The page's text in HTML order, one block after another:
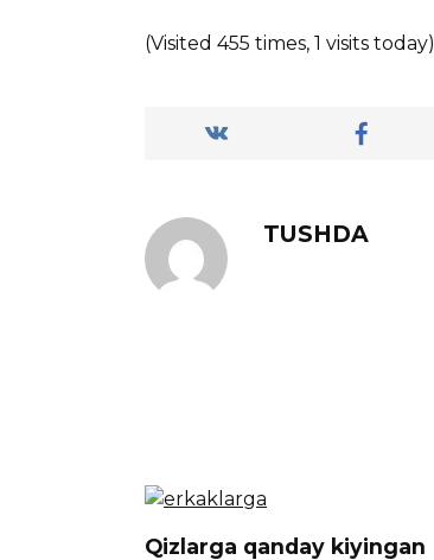
(Visited 455 times, 1 visits today)
TUSHDA
Qizlarga qanday kiyingan